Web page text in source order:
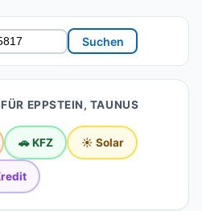
Suchen
EPPSTEIN, TAUNUS
🚗 KFZ ☀️ Solar